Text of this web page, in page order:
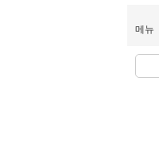
메뉴